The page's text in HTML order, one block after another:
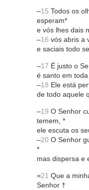
–15 Todos os
esperam*
e vós lhes dais
–16 vós abris a
e saciais todo
–17 É justo o
é santo em
–18 Ele está
de todo aquele
–19 O Senhor
temem, *
ele escuta os
–20 O Senhor
*
mas dispersa e
=21 Que a
Senhor †